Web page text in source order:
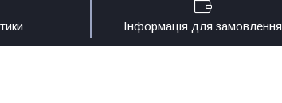
Інформація для замовлення